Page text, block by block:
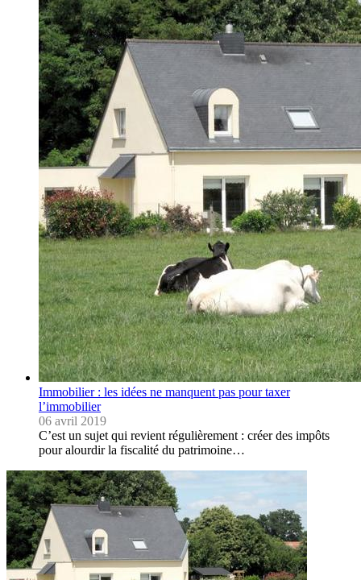
Immobilier : les idées ne manquent pas pour taxer
l’immobilier
06 avril 2019
C’est un sujet qui revient régulièrement : créer des impôts
pour alourdir la fiscalité du patrimoine…